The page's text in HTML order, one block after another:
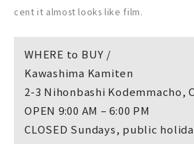
cent it almost looks like film.
WHERE to BUY /
Kawashima Kamiten
2-3 Nihonbashi Kodemmacho,
OPEN 9:00 AM – 6:00 PM
CLOSED Sundays, public